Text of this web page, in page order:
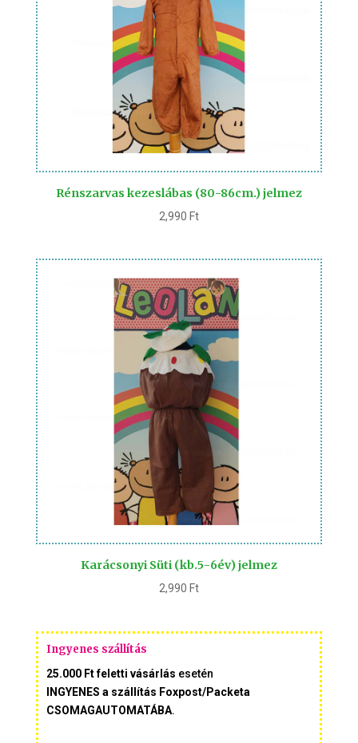
Rénszarvas kezeslábas (80-86cm.) jelmez
2,990 Ft
Karácsonyi Süti (kb.5-6év) jelmez
2,990 Ft
Ingyenes szállítás
25.000 Ft feletti vásárlás esetén
INGYENES a szállítás Foxpost/Packeta
CSOMAGAUTOMATÁBA.